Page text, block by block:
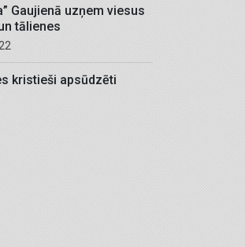
Gaujienā uzņem viesus
tālienes
kristieši apsūdzēti